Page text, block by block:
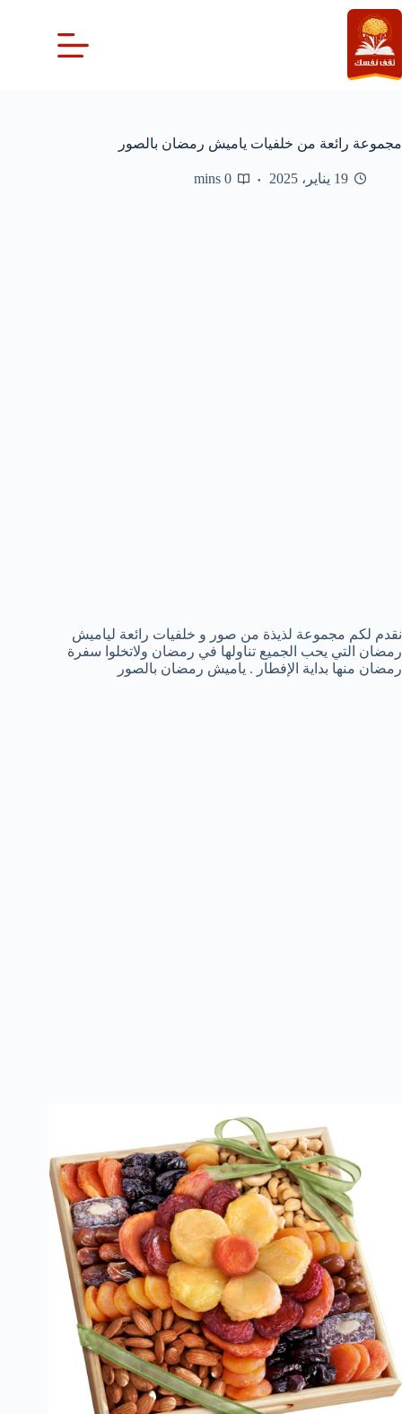
التجاوز
إلى
المحتوى
مجموعة رائعة من خلفيات ياميش رمضان بالصور
19 يناير، 2025 0 mins
نقدم لكم مجموعة لذيذة من صور و خلفيات رائعة لياميش
رمضان التي يحب الجميع تناولها في رمضان ولاتخلوا سفرة
رمضان منها بداية الإفطار . ياميش رمضان بالصور